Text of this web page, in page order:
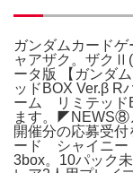
ガンダムカード
ャアザク。ザク
ータ版 【ガンダ
ッドBOX Ver.β R
ーム リミテッド
ます。
開催分の応募受
ード シャイニー
3box。10パック